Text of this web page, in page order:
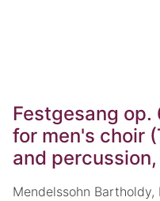
Festgesang op.
for men's choir
and
Mendelssohn Bartholdy,